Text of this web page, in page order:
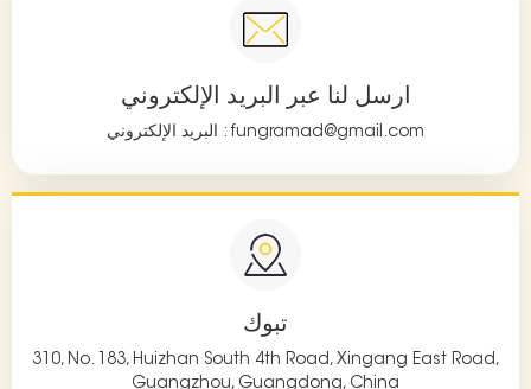
ارسل لنا عبر البريد الإلكتروني
البريد الإلكتروني :fungramad@gmail.com
تبوك
310, No. 183, Huizhan South 4th Road, Xingang East Road,
Guangzhou, Guangdong, China